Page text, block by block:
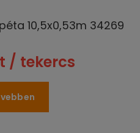
10,5x0,53m 34269
/ tekercs